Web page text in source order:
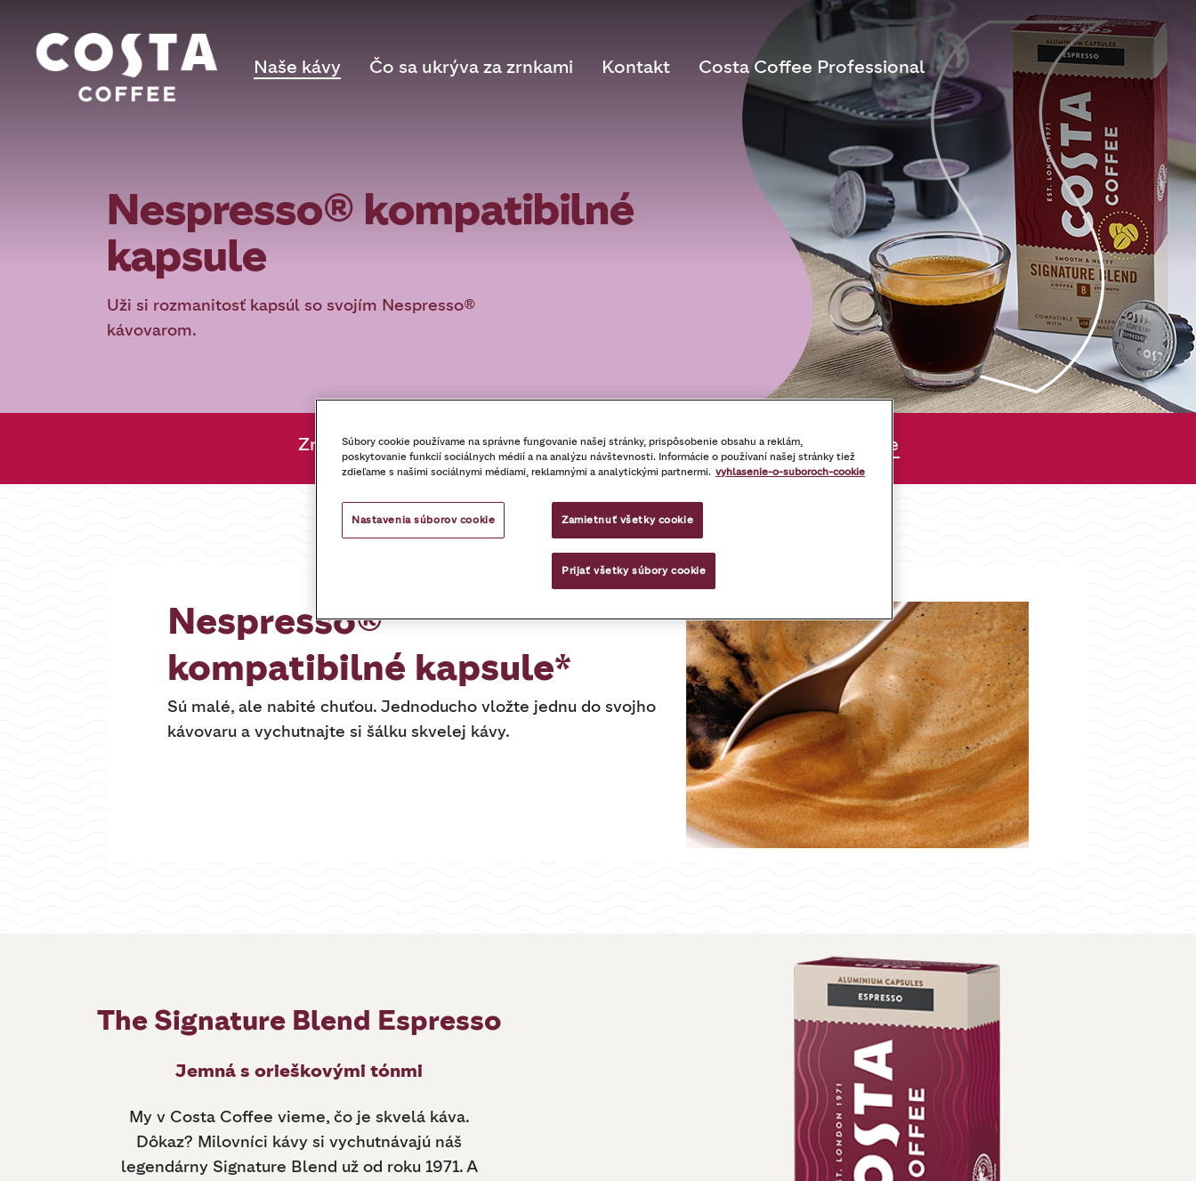
Naše kávy Čo sa ukrýva za zrnkami Kontakt Costa Coffee Professional
Nespresso® kompatibilné
kapsule
Uži si rozmanitosť kapsúl so svojím Nespresso®
kávovarom.
Zrnková káva Mletá káva Nespresso® kompatibilné kapsule
Nespresso®
kompatibilné kapsule*
Sú malé, ale nabité chuťou. Jednoducho vložte jednu do svojho
kávovaru a vychutnajte si šálku skvelej kávy.
The Signature Blend Espresso
Jemná s orieškovými tónmi
My v Costa Coffee vieme, čo je skvelá káva.
Dôkaz? Milovníci kávy si vychutnávajú náš
legendárny Signature Blend už od roku 1971. A
Súbory cookie používame na správne fungovanie našej stránky, prispôsobenie obsahu a reklám,
poskytovanie funkcií sociálnych médií a na analýzu návštevnosti. Informácie o používaní našej stránky tiež
zdieľame s našimi sociálnymi médiami, reklamnými a analytickými partnermi. vyhlasenie-o-suboroch-cookie
Nastavenia súborov cookie Zamietnuť všetky cookie
Prijať všetky súbory cookie